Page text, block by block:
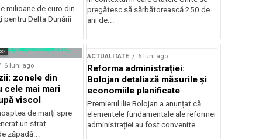
milioane de euro din
pentru Delta Dunării
pregătesc să sărbătorească 250 de
ani de...
6 luni ago
zonele din
cele mai mari
viscol
de marți spre
un strat
zăpadă...
ACTUALITATE 6 luni ago
Reforma administrației:
Bolojan detaliază măsurile și
economiile planificate
Premierul Ilie Bolojan a anunțat că
elementele fundamentale ale reformei
administrației au fost convenite...